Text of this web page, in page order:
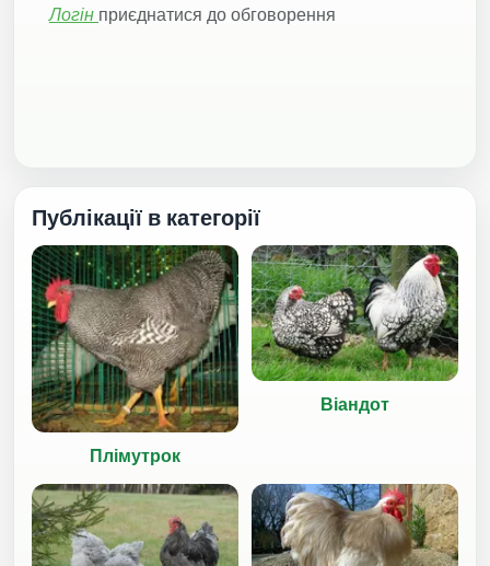
Логін приєднатися до обговорення
Публікації в категорії
Плімутрок
Віандот